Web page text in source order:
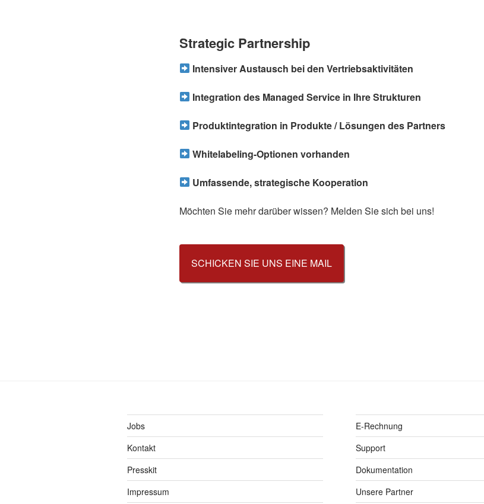
Strategic Partnership
Intensiver Austausch bei den Vertriebsaktivitäten
Integration des Managed Service in Ihre Strukturen
Produktintegration in Produkte / Lösungen des Partners
Whitelabeling-Optionen vorhanden
Umfassende, strategische Kooperation
Möchten Sie mehr darüber wissen? Melden Sie sich bei uns!
SCHICKEN SIE UNS EINE MAIL
Jobs
Kontakt
Presskit
Impressum
E-Rechnung
Support
Dokumentation
Unsere Partner